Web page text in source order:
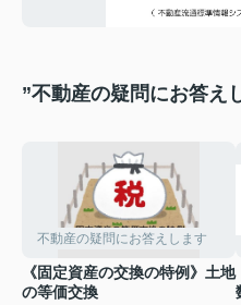
”不動産の疑問にお答え
不動産の疑問にお答えします
《固定資産の交換の特例》土地
の等価交換